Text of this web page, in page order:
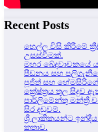
Recent Posts
හෙල්ල විසි කිරීමේ
උසස්වීමක්.
මහර ඛේදවාචකයේ
පීඩනය සහ
පූජිත් සහ
ක්‍රේෂ්ත්‍රය තුල සිදුව
පාර්ලිමේන්තු මන්ත්‍රී
සිර දඬුවම්.
ශ්‍රී ලාකිකයන්ට
කතාව.